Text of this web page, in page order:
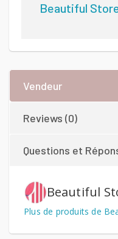
Beautiful
Vendeur
Reviews (0)
Questions et
Beautiful
Plus de produits de